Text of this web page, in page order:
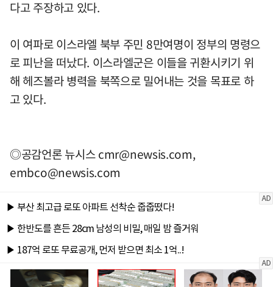
다고 주장하고 있다.
이 여파로 이스라엘 북부 주민 8만여명이 정부의 명령으
로 피난을 떠났다. 이스라엘군은 이들을 귀환시키기 위
해 헤즈볼라 병력을 북쪽으로 밀어내는 것을 목표로 하
고 있다.
◎공감언론 뉴시스cmr@newsis.com,
embco@newsis.com